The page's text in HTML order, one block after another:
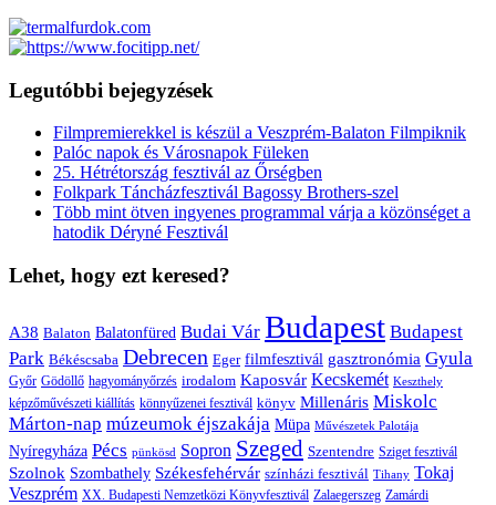
Legutóbbi bejegyzések
Filmpremierekkel is készül a Veszprém-Balaton Filmpiknik
Palóc napok és Városnapok Füleken
25. Hétrétország fesztivál az Őrségben
Folkpark Táncházfesztivál Bagossy Brothers-szel
Több mint ötven ingyenes programmal várja a közönséget a
hatodik Déryné Fesztivál
Lehet, hogy ezt keresed?
A38 Balaton Balatonfüred Budai Vár Budapest Budapest
Park Békéscsaba Debrecen Eger filmfesztivál gasztronómia Gyula
Győr Gödöllő hagyományőrzés irodalom Kaposvár Kecskemét Keszthely
képzőművészeti kiállítás könnyűzenei fesztivál könyv Millenáris Miskolc
Márton-nap múzeumok éjszakája Müpa Művészetek Palotája
Nyíregyháza Pécs pünkösd Sopron Szeged Szentendre Sziget fesztivál
Szolnok Szombathely Székesfehérvár színházi fesztivál Tihany Tokaj
Veszprém XX. Budapesti Nemzetközi Könyvfesztivál Zalaegerszeg Zamárdi